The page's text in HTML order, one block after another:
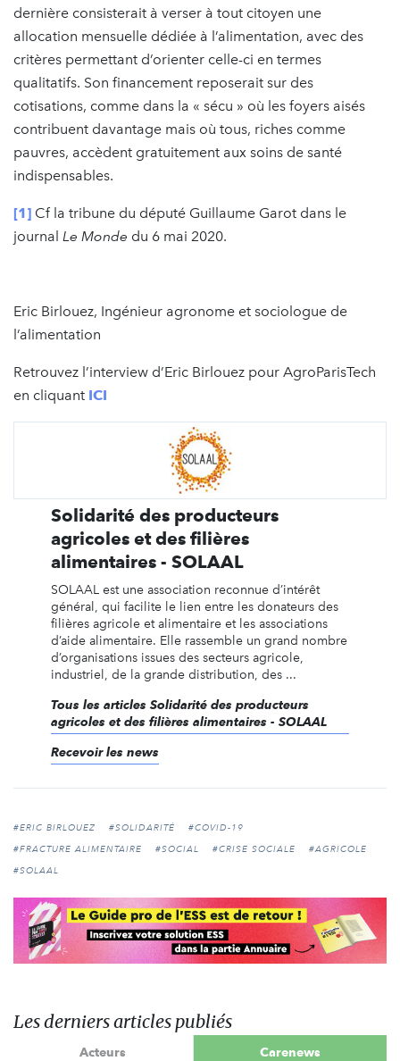
dernière consisterait à verser à tout citoyen une
allocation mensuelle dédiée à l’alimentation, avec des
critères permettant d’orienter celle-ci en termes
qualitatifs. Son financement reposerait sur des
cotisations, comme dans la « sécu » où les foyers aisés
contribuent davantage mais où tous, riches comme
pauvres, accèdent gratuitement aux soins de santé
indispensables.
[1] Cf la tribune du député Guillaume Garot dans le
journal Le Monde du 6 mai 2020.
Eric Birlouez, Ingénieur agronome et sociologue de
l’alimentation
Retrouvez l’interview d’Eric Birlouez pour AgroParisTech
en cliquant ICI
Solidarité des producteurs
agricoles et des filières
alimentaires - SOLAAL
SOLAAL est une association reconnue d’intérêt
général, qui facilite le lien entre les donateurs des
filières agricole et alimentaire et les associations
d’aide alimentaire. Elle rassemble un grand nombre
d’organisations issues des secteurs agricole,
industriel, de la grande distribution, des ...
Tous les articles Solidarité des producteurs
agricoles et des filières alimentaires - SOLAAL
Recevoir les news
#ERIC BIRLOUEZ #SOLIDARITÉ
#COVID-19
#FRACTURE ALIMENTAIRE
#SOCIAL #CRISE SOCIALE
#AGRICOLE
#SOLAAL
Les derniers articles publiés
Acteurs Carenews